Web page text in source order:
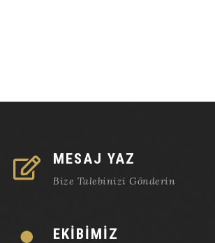
MESAJ YAZ
Bize Talebinizi Gönderin
EKİBİMİZ